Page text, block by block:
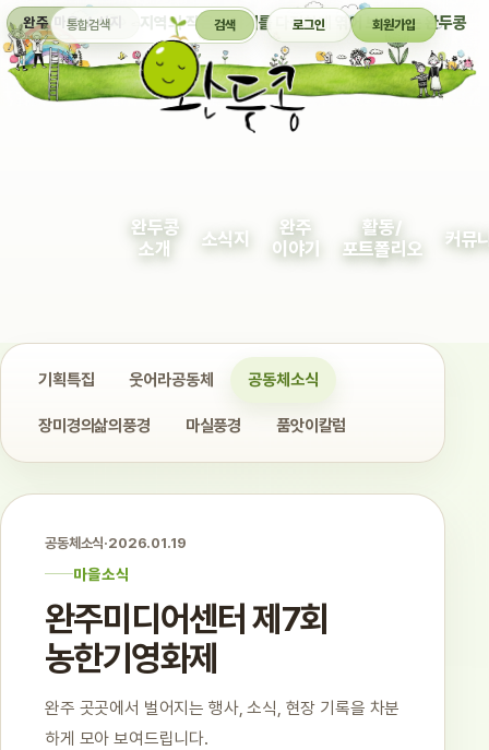
완주 마을 소식지 지역의 작은 이야기를 다정하게 엮어 보여주는 완두콩
통합검색 검색 로그인 회원가입
완두콩
소개
소식지
완주
이야기
활동/
포트폴리오
커뮤
기획특집 웃어라공동체 공동체소식
장미경의삶의풍경 마실풍경 품앗이칼럼
공동체소식·2026.01.19
마을소식
완주미디어센터 제7회
농한기영화제
완주 곳곳에서 벌어지는 행사, 소식, 현장 기록을 차분
하게 모아 보여드립니다.